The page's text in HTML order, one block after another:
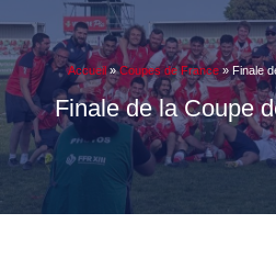
Accueil»Coupes de France»Finale
Finale de la Coupe